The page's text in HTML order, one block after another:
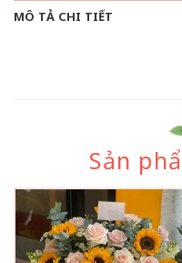
MÔ TẢ CHI TIẾT
Sản